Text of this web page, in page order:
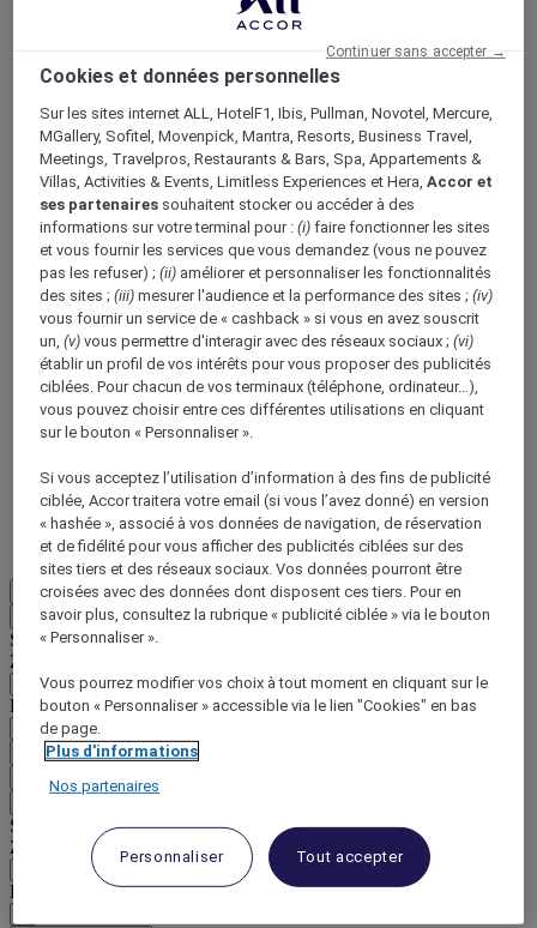
Retour
Découvrir le programme
Abonnements ALL Accor+
ALL Accor+ Voyager
15% de réduction toute l'année
DÉCOUVRIR
Plus
Retour
Sélectionnez votre zone et votre langue ci-dessous
Zone géographique
Pays/Région - Langue
Valider votre zone et votre langue
EUR (€)
Sélectionnez votre devise ci-dessous
Zone géographique
Devise
Cookies et données personnelles
Sur les sites internet ALL, HotelF1, Ibis, Pullman, Novotel, Mercure,
MGallery, Sofitel, Movenpick, Mantra, Resorts, Business Travel,
Meetings, Travelpros, Restaurants & Bars, Spa, Appartements &
Villas, Activities & Events, Limitless Experiences et Hera,Accor et
ses partenaires souhaitent stocker ou accéder à des
informations sur votre terminal pour :(i) faire fonctionner les sites
et vous fournir les services que vous demandez (vous ne pouvez
pas les refuser) ;(ii) améliorer et personnaliser les fonctionnalités
des sites ;(iii) mesurer l'audience et la performance des sites ;(iv)
vous fournir un service de « cashback » si vous en avez souscrit
un,(v) vous permettre d'interagir avec des réseaux sociaux ;(vi)
établir un profil de vos intérêts pour vous proposer des publicités
ciblées. Pour chacun de vos terminaux (téléphone, ordinateur…),
vous pouvez choisir entre ces différentes utilisations en cliquant
sur le bouton « Personnaliser ».
Si vous acceptez l’utilisation d’information à des fins de publicité
ciblée, Accor traitera votre email (si vous l’avez donné) en version
« hashée », associé à vos données de navigation, de réservation
et de fidélité pour vous afficher des publicités ciblées sur des
sites tiers et des réseaux sociaux. Vos données pourront être
croisées avec des données dont disposent ces tiers. Pour en
savoir plus, consultez la rubrique « publicité ciblée » via le bouton
« Personnaliser ».
Vous pourrez modifier vos choix à tout moment en cliquant sur le
bouton « Personnaliser » accessible via le lien "Cookies" en bas
de page.
Plus d'informations
Nos partenaires
Personnaliser Tout accepter
Continuer sans accepter →